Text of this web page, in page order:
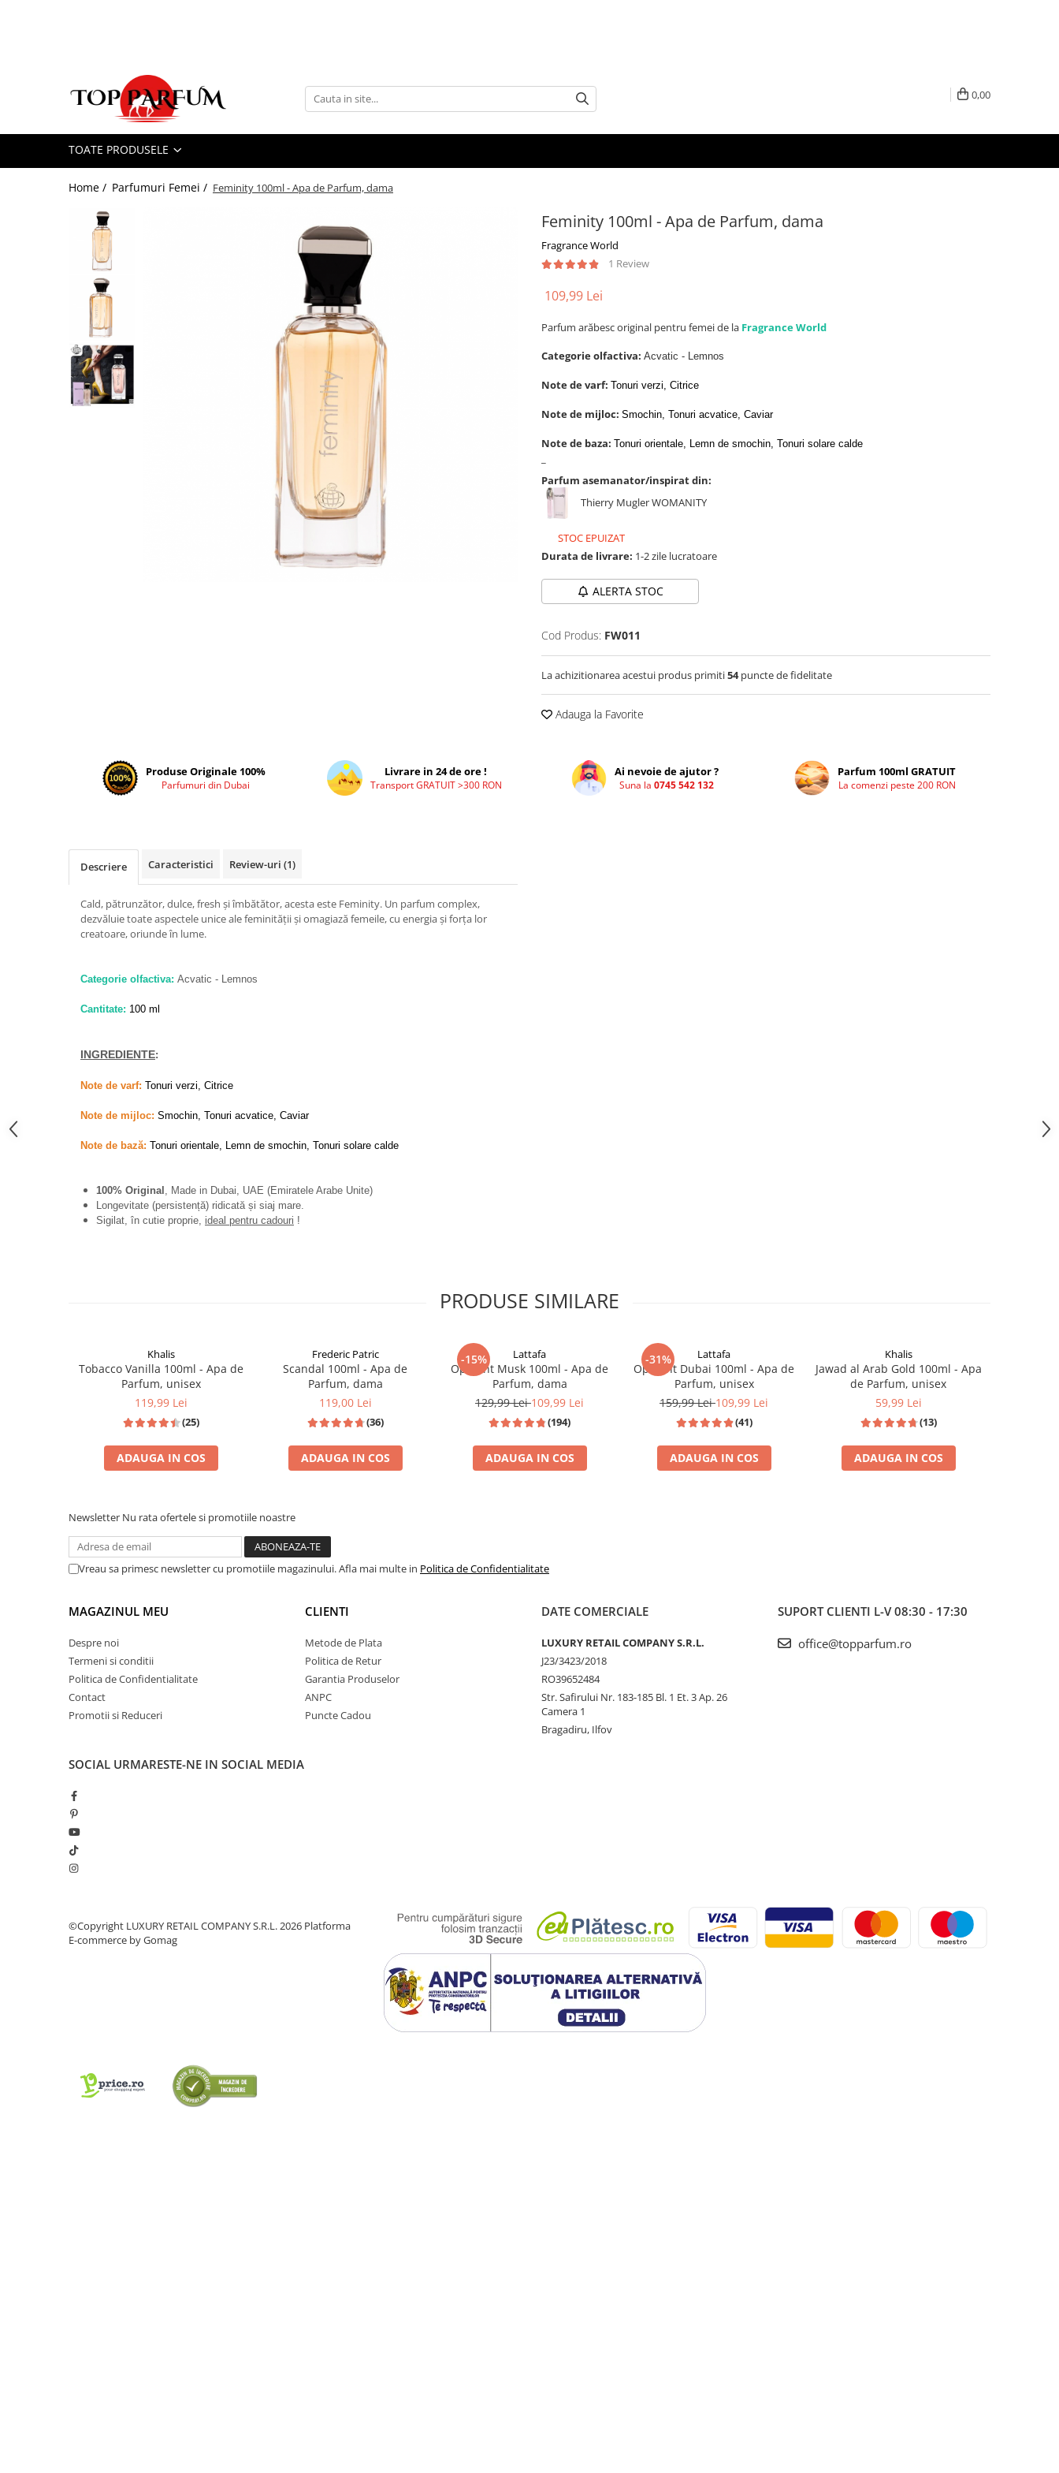
Seturi Parfumuri
Pachete BARBATI
Parfumuri Barbati
Parfumuri Unisex
Tipuri Parfumuri
Parfumuri Citrice
Parfumuri Condimentate
Parfumuri Dulci
Parfumuri Exotice
Anfar London
Athoor Al Alam
Frederic Patric
Jenny Glow
Puncte Cadou
Recenzii clienti
0,00
TOATE PRODUSELE
Home / Parfumuri Femei / Feminity 100ml - Apa de Parfum, dama
Feminity 100ml - Apa de Parfum, dama
Fragrance World
1 Review
109,99 Lei
Parfum arăbesc original pentru femei de la Fragrance World
Categorie olfactiva: Acvatic - Lemnos
Note de varf: Tonuri verzi, Citrice
Note de mijloc: Smochin, Tonuri acvatice, Caviar
Note de baza: Tonuri orientale, Lemn de smochin, Tonuri solare calde
Parfum asemanator/inspirat din:
Thierry Mugler WOMANITY
STOC EPUIZAT
Durata de livrare: 1-2 zile lucratoare
ALERTA STOC
Cod Produs: FW011
La achizitionarea acestui produs primiti54puncte de fidelitate
Adauga la Favorite
Produse Originale 100%
Parfumuri din Dubai
Livrare in 24 de ore !
Transport GRATUIT >300 RON
Ai nevoie de ajutor ?
Suna la 0745 542 132
Parfum 100ml GRATUIT
La comenzi peste 200 RON
Descriere Caracteristici Review-uri (1)
Cald, pătrunzător, dulce, fresh și îmbătător, acesta este Feminity. Un parfum complex,
dezvăluie toate aspectele unice ale feminității și omagiază femeile, cu energia și forța lor
creatoare, oriunde în lume.
Categorie olfactiva: Acvatic - Lemnos
Cantitate: 100 ml
INGREDIENTE:
Note de varf: Tonuri verzi, Citrice
Note de mijloc: Smochin, Tonuri acvatice, Caviar
Note de bază: Tonuri orientale, Lemn de smochin, Tonuri solare calde
100% Original , Made in Dubai, UAE (Emiratele Arabe Unite)
Longevitate (persistență) ridicată și siaj mare.
Sigilat, în cutie proprie, ideal pentru cadouri !
PRODUSE SIMILARE
Khalis
Tobacco Vanilla 100ml - Apa de
Parfum, unisex
119,99 Lei
(25)
ADAUGA IN COS
Frederic Patric
Scandal 100ml - Apa de
Parfum, dama
119,00 Lei
(36)
ADAUGA IN COS
-15% Lattafa
Opulent Musk 100ml - Apa de
Parfum, dama
129,99 Lei109,99 Lei
(194)
ADAUGA IN COS
-31% Lattafa
Opulent Dubai 100ml - Apa de
Parfum, unisex
159,99 Lei109,99 Lei
(41)
ADAUGA IN COS
Khalis
Jawad al Arab Gold 100ml - Apa
de Parfum, unisex
59,99 Lei
(13)
ADAUGA IN COS
Newsletter Nu rata ofertele si promotiile noastre
Vreau sa primesc newsletter cu promotiile magazinului. Afla mai multe in Politica de Confidentialitate
MAGAZINUL MEU
Despre noi
Termeni si conditii
Politica de Confidentialitate
Contact
Promotii si Reduceri
CLIENTI
Metode de Plata
Politica de Retur
Garantia Produselor
ANPC
Puncte Cadou
DATE COMERCIALE
LUXURY RETAIL COMPANY S.R.L.
J23/3423/2018
RO39652484
Str. Safirului Nr. 183-185 Bl. 1 Et. 3 Ap. 26
Camera 1
Bragadiru, Ilfov
SUPORT CLIENTI L-V 08:30 - 17:30
office@topparfum.ro
SOCIAL URMARESTE-NE IN SOCIAL MEDIA
©Copyright LUXURY RETAIL COMPANY S.R.L. 2026 Platforma
E-commerce by Gomag